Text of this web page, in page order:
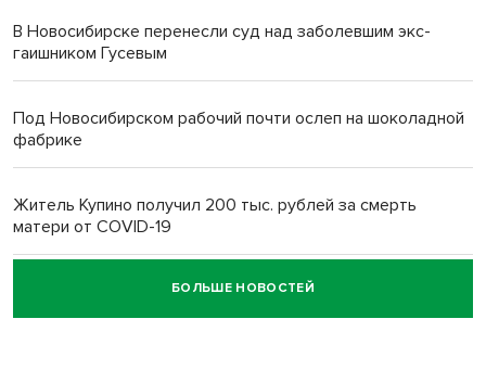
В Новосибирске перенесли суд над заболевшим экс-
гаишником Гусевым
Под Новосибирском рабочий почти ослеп на шоколадной
фабрике
Житель Купино получил 200 тыс. рублей за смерть
матери от COVID-19
Новосибирский суд наказал водителя за смерть
пенсионерки на вокзале
БОЛЬШЕ НОВОСТЕЙ